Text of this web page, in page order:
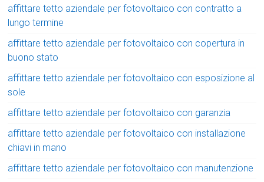
affittare tetto aziendale per fotovoltaico con contratto a
lungo termine
affittare tetto aziendale per fotovoltaico con copertura in
buono stato
affittare tetto aziendale per fotovoltaico con esposizione al
sole
affittare tetto aziendale per fotovoltaico con garanzia
affittare tetto aziendale per fotovoltaico con installazione
chiavi in mano
affittare tetto aziendale per fotovoltaico con manutenzione